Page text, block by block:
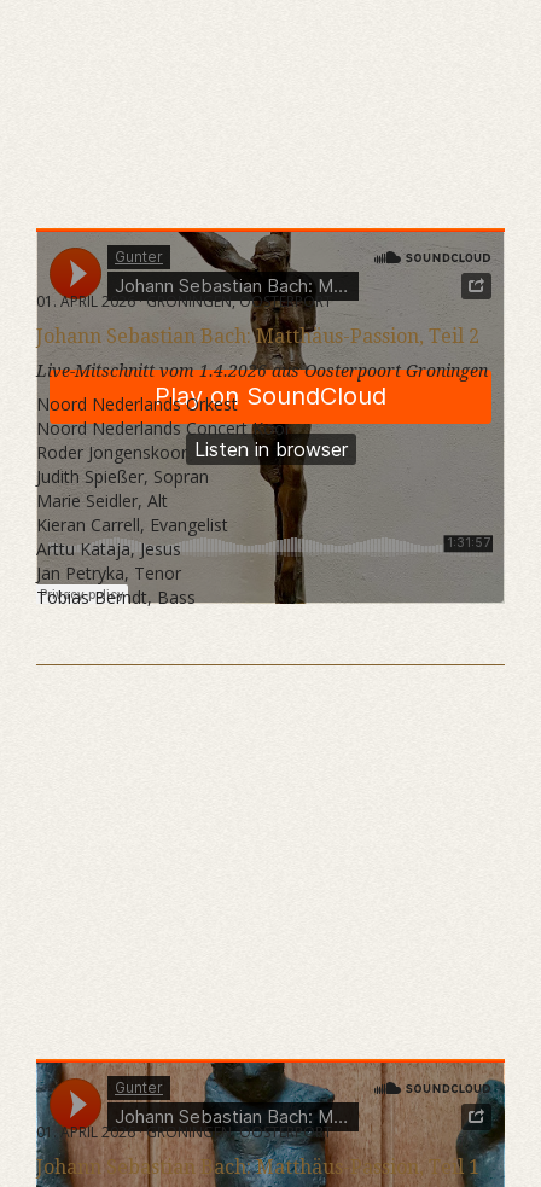
Johann Sebastian Bach: Matthäus-Passion Teil 2
01. APRIL 2026 · GRONINGEN, OOSTERPORT
Johann Sebastian Bach: Matthäus-Passion, Teil 2
Live-Mitschnitt vom 1.4.2026 aus Oosterpoort Groningen
Noord Nederlands Orkest
Noord Nederlands Concert Koor
Roder Jongenskoor
Judith Spießer, Sopran
Marie Seidler, Alt
Kieran Carrell, Evangelist
Arttu Kataja, Jesus
Jan Petryka, Tenor
Tobias Berndt, Bass
Gunter Johann Sebastian Bach: Matthäus-Passion Teil 1
01. APRIL 2026 · GRONINGEN, OOSTERPORT
Johann Sebastian Bach: Matthäus-Passion, Teil 1